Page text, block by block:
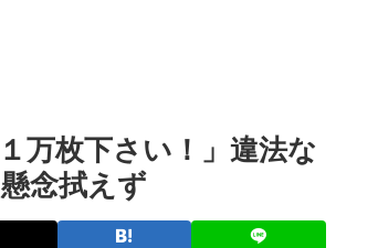
万枚下さい！」違法な
念拭えず